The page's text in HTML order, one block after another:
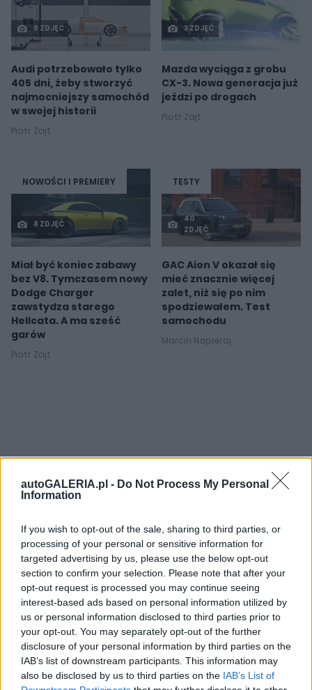
autoGALERIA.pl - Do Not Process My Personal
Information
If you wish to opt-out of the sale, sharing to third parties, or
processing of your personal or sensitive information for
targeted advertising by us, please use the below opt-out
section to confirm your selection. Please note that after your
opt-out request is processed you may continue seeing
interest-based ads based on personal information utilized by
us or personal information disclosed to third parties prior to
your opt-out. You may separately opt-out of the further
disclosure of your personal information by third parties on the
IAB’s list of downstream participants. This information may
also be disclosed by us to third parties on the IAB’s List of
9 ZDJĘĆ
Audi potrzebowało tylko
405 dni, żeby stworzyć
najmocniejszy samochód
w swojej historii
Piotr Zajt
3 ZDJĘĆ
Mazda wyciąga z grobu
CX-3. Nowa generacja już
jeździ po drogach
Piotr Zajt
NOWOŚCI I PREMIERY
8 ZDJĘĆ
Miał być koniec zabawy
bez V8. Tymczasem nowy
Dodge Charger
zawstydza starego
Hellcata. A ma sześć
garów
Piotr Zajt
TESTY
40
ZDJĘĆ
GAC Aion V okazał się
mieć znacznie więcej
zalet, niż się po nim
spodziewałem. Test
samochodu
Marcin Napieraj